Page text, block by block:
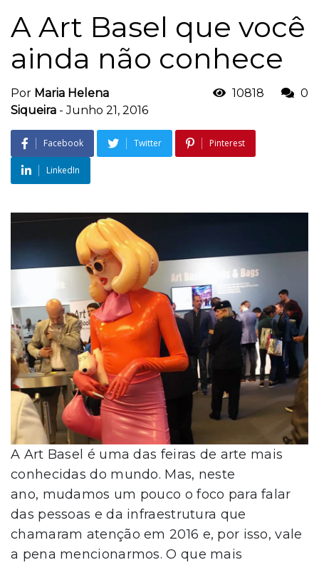
A Art Basel que você
ainda não conhece
Por Maria Helena
Siqueira -Junho 21, 2016
10818 0
Facebook Twitter Pinterest
LinkedIn
A Art Basel é uma das feiras de arte mais
conhecidas do mundo. Mas, neste
ano, mudamos um pouco o foco para falar
das pessoas e da infraestrutura que
chamaram atenção em 2016 e, por isso, vale
a pena mencionarmos. O que mais